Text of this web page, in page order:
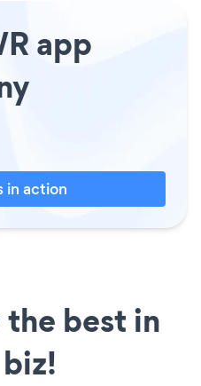
app
in action
best in